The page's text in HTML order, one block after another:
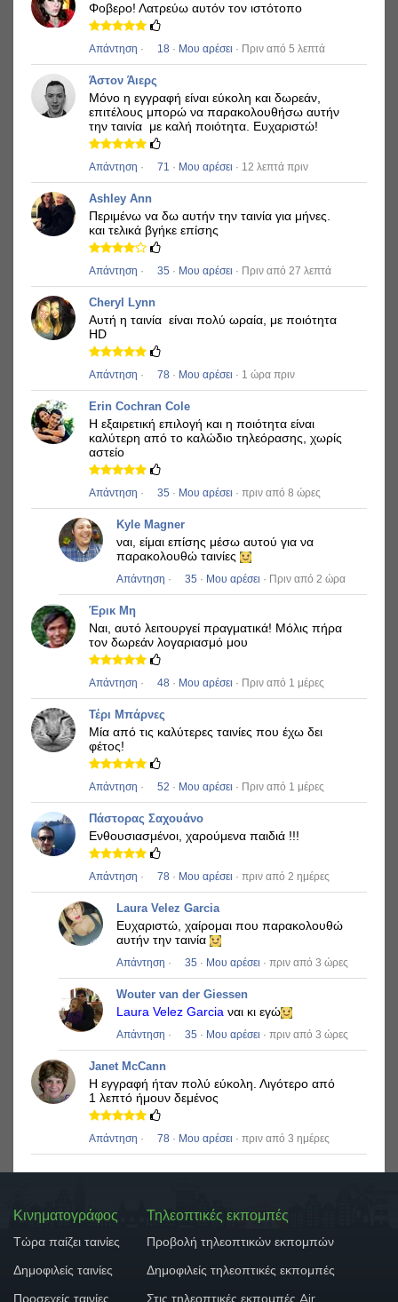
Φοβερο! Λατρεύω αυτόν τον ιστότοπο
Απάντηση · 18 · Μου αρέσει · Πριν από 5 λεπτά
Άστον Άιερς
Μόνο η εγγραφή είναι εύκολη και δωρεάν,
επιτέλους μπορώ να παρακολουθήσω αυτήν
την ταινία με καλή ποιότητα. Ευχαριστώ!
Απάντηση · 71 · Μου αρέσει · 12 λεπτά πριν
Ashley Ann
Περιμένω να δω αυτήν την ταινία για μήνες.
και τελικά βγήκε επίσης
Απάντηση · 35 · Μου αρέσει · Πριν από 27 λεπτά
Cheryl Lynn
Αυτή η ταινία είναι πολύ ωραία, με ποιότητα
HD
Απάντηση · 78 · Μου αρέσει · 1 ώρα πριν
Erin Cochran Cole
Η εξαιρετική επιλογή και η ποιότητα είναι
καλύτερη από το καλώδιο τηλεόρασης, χωρίς
αστείο
Απάντηση · 35 · Μου αρέσει · πριν από 8 ώρες
Kyle Magner
ναι, είμαι επίσης μέσω αυτού για να
παρακολουθώ ταινίες
Απάντηση · 35 · Μου αρέσει · Πριν από 2 ώρα
Έρικ Μη
Ναι, αυτό λειτουργεί πραγματικά! Μόλις πήρα
τον δωρεάν λογαριασμό μου
Απάντηση · 48 · Μου αρέσει · Πριν από 1 μέρες
Τέρι Μπάρνες
Μία από τις καλύτερες ταινίες που έχω δει
φέτος!
Απάντηση · 52 · Μου αρέσει · Πριν από 1 μέρες
Πάστορας Σαχουάνο
Ενθουσιασμένοι, χαρούμενα παιδιά !!!
Απάντηση · 78 · Μου αρέσει · πριν από 2 ημέρες
Laura Velez Garcia
Ευχαριστώ, χαίρομαι που παρακολουθώ
αυτήν την ταινία
Απάντηση · 35 · Μου αρέσει · πριν από 3 ώρες
Wouter van der Giessen
Laura Velez Garcia ναι κι εγώ
Απάντηση · 35 · Μου αρέσει · πριν από 3 ώρες
Janet McCann
Η εγγραφή ήταν πολύ εύκολη. Λιγότερο από
1 λεπτό ήμουν δεμένος
Απάντηση · 78 · Μου αρέσει · πριν από 3 ημέρες
Κινηματογράφος
Τώρα παίζει ταινίες
Δημοφιλείς ταινίες
Προσεχείς ταινίες
Τηλεοπτικές εκπομπές
Προβολή τηλεοπτικών εκπομπών
Δημοφιλείς τηλεοπτικές εκπομπές
Στις τηλεοπτικές εκπομπές Air